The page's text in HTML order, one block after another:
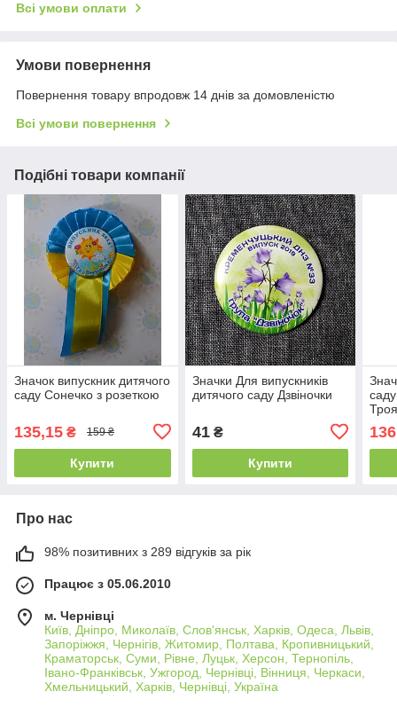
Всі умови оплати
Умови повернення
Повернення товару впродовж 14 днів за домовленістю
Всі умови повернення
Подібні товари компанії
Значок випускник дитячого
саду Сонечко з розеткою
135,15 ₴ 159 ₴
Купити
Значки Для випускників
дитячого саду Дзвіночки
41₴
Купити
136
Про нас
98% позитивних з 289 відгуків за рік
Працює з 05.06.2010
м. Чернівці
Київ, Дніпро, Миколаїв, Слов'янськ, Харків, Одеса, Львів,
Запоріжжя, Чернігів, Житомир, Полтава, Кропивницький,
Краматорськ, Суми, Рівне, Луцьк, Херсон, Тернопіль,
Івано-Франківськ, Ужгород, Чернівці, Вінниця, Черкаси,
Хмельницький, Харків, Чернівці, Україна